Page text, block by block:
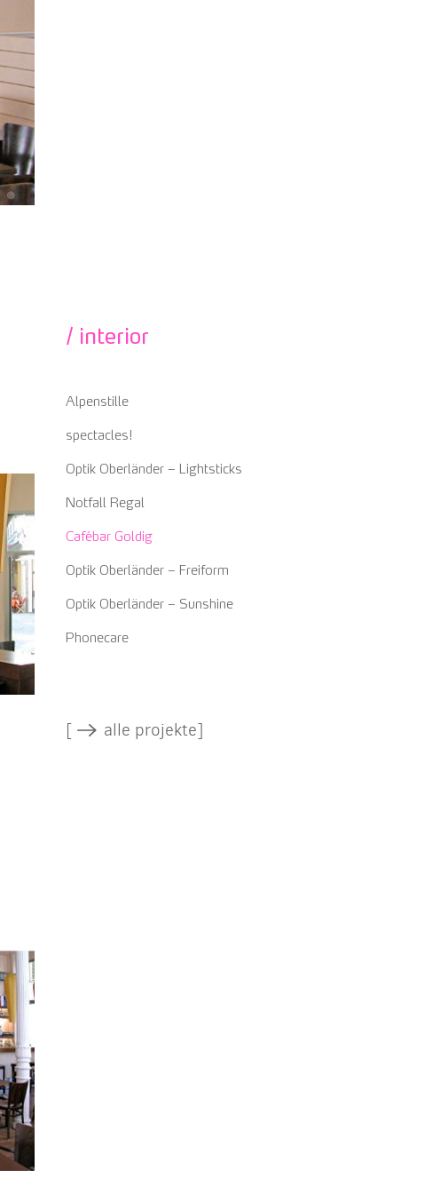
/ interior
Alpenstille
spectacles!
Optik Oberländer – Lightsticks
Notfall Regal
Cafébar Goldig
Optik Oberländer – Freiform
Optik Oberländer – Sunshine
Phonecare
[ alle projekte]